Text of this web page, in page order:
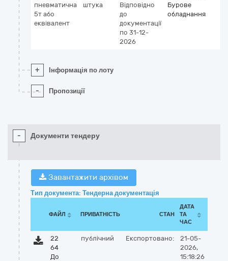
пневматична
5т або
еквівалент
штука
Відповідно
до
документації
по 31-12-
2026
Бурове
обладнання
+ Інформація по лоту
- Пропозиції
- Документи тендеру
Завантажити архівом
Тип документа: Тендерна документація
ФАЙЛ ПРИВАТНІСТЬ СТАН
ДАТА
ТА
ЧАС
22
64
До
публічний Експортовано:
21-05-
2026,
15:18:26